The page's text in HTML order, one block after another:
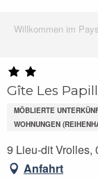
Willkommen im
Gîte Les
MÖBLIERTE
WOHNUNGEN
9 Lieu-dit Vrolles,
Anfahrt